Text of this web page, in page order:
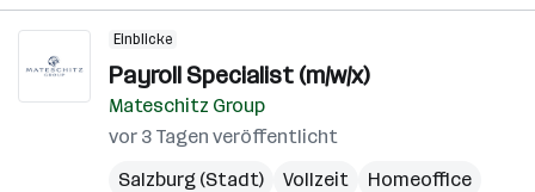
Einblicke
Payroll Specialist (m/w/x)
Mateschitz Group
vor 3 Tagen veröffentlicht
Salzburg (Stadt)
Vollzeit Homeoffice